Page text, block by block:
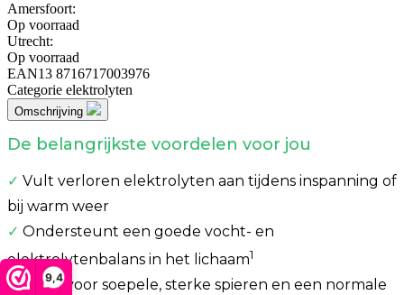
9,4
Amersfoort:
Op voorraad
Utrecht:
Op voorraad
EAN13 8716717003976
Categorie elektrolyten
Omschrijving
De belangrijkste voordelen voor jou
✓ Vult verloren elektrolyten aan tijdens inspanning of
bij warm weer
✓ Ondersteunt een goede vocht- en
elektrolytenbalans in het lichaam1
✓Goed voor soepele, sterke spieren en een normale